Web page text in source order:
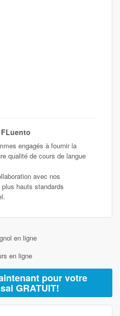
engagés à fournir la
qualité de cours de langue
avec nos
hauts standards
pour votre
GRATUIT!